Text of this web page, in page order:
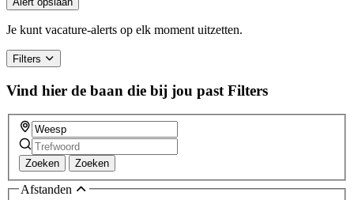
are
a
ignore
this
field
Je kunt vacature-alerts op elk moment uitzetten.
Filters
Vind hier de baan die bij jou past Filters
Zoeken Zoeken
Afstanden